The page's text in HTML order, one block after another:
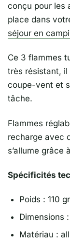
conçu pour les
place dans
séjour en
Ce 3 flammes
très résistant, il
coupe-vent et
tâche.
Flammes
recharge avec
s’allume grâce
Spécificités
Poids : 110
Dimensions
Matériau :